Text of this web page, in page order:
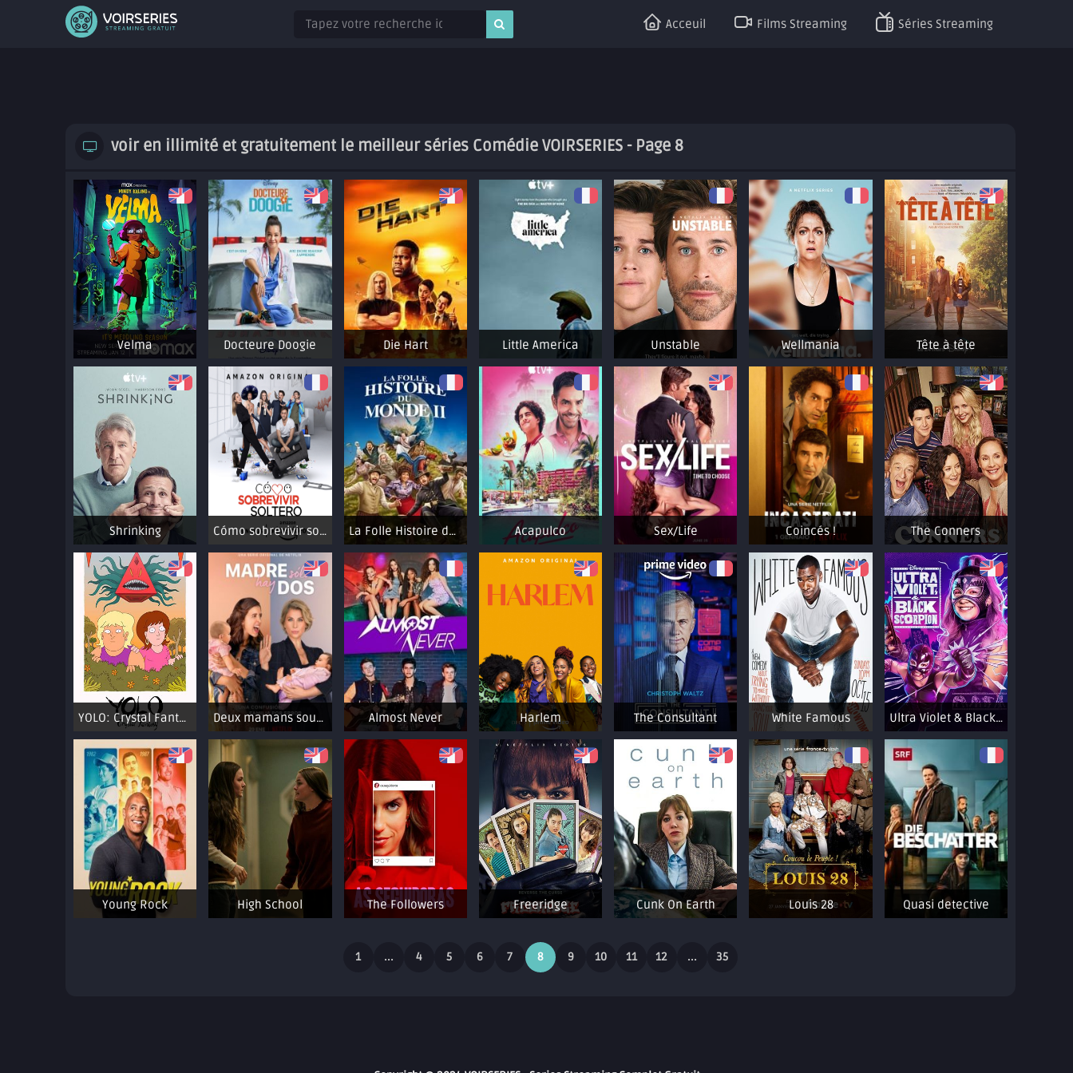
Acceuil Films Streaming Séries Streaming
voir en illimité et gratuitement le meilleur séries Comédie VOIRSERIES - Page 8
Velma Docteure Doogie Die Hart Little America Unstable Wellmania Tête à tête
Shrinking Cómo sobrevivir soltero La Folle Histoire du monde 2 Acapulco Sex/Life Coincés ! The Conners
YOLO: Crystal Fantasy Deux mamans sous le même toit Almost Never Harlem The Consultant White Famous Ultra Violet & Black Scorpion
Young Rock High School The Followers Freeridge Cunk On Earth Louis 28 Quasi detective
1 ... 4 5 6 7 8 9 10 11 12 ... 35